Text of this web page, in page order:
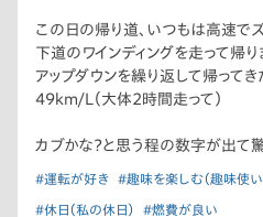
この日の帰り道、いつもは高速で
下道のワインディングを走って帰り
アップダウンを繰り返して帰って
49km/L（大体2時間走って）
カブかな？と思う程の数字が出て
#運転が好き #趣味を楽しむ（趣味使い
#休日（私の休日） #燃費が良い